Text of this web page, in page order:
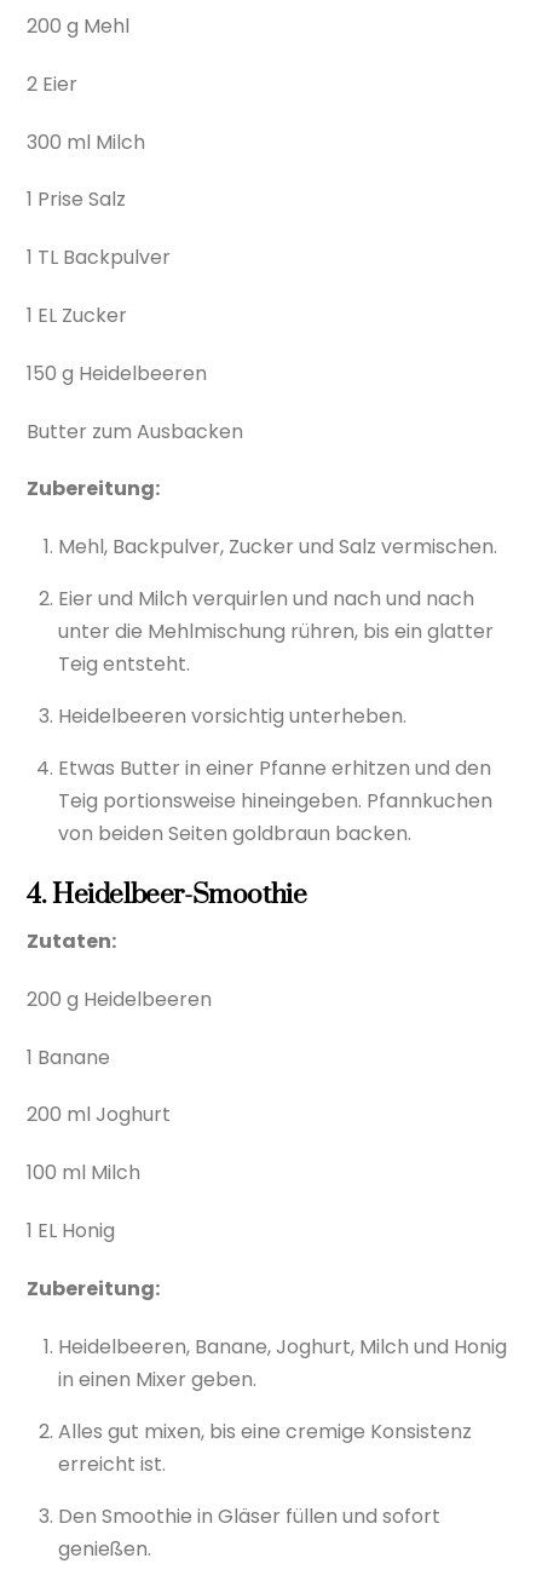
200 g Mehl
2 Eier
300 ml Milch
1 Prise Salz
1 TL Backpulver
1 EL Zucker
150 g Heidelbeeren
Butter zum Ausbacken
Zubereitung:
Mehl, Backpulver, Zucker und Salz vermischen.
Eier und Milch verquirlen und nach und nach
unter die Mehlmischung rühren, bis ein glatter
Teig entsteht.
Heidelbeeren vorsichtig unterheben.
Etwas Butter in einer Pfanne erhitzen und den
Teig portionsweise hineingeben. Pfannkuchen
von beiden Seiten goldbraun backen.
4. Heidelbeer-Smoothie
Zutaten:
200 g Heidelbeeren
1 Banane
200 ml Joghurt
100 ml Milch
1 EL Honig
Zubereitung:
Heidelbeeren, Banane, Joghurt, Milch und Honig
in einen Mixer geben.
Alles gut mixen, bis eine cremige Konsistenz
erreicht ist.
Den Smoothie in Gläser füllen und sofort
genießen.